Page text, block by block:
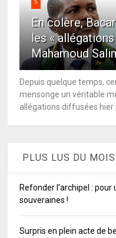
5
En colère,
les «
Mahamoud
Depuis quelque temps,
mensonge un véritable
allégations diffusées hier
PLUS LUS DU MOIS
Refonder l’archipel :
souveraines !
Surpris en plein acte de